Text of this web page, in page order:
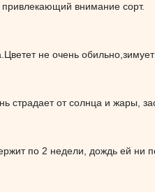
внимание сорт.
не очень
страдает от солнца и жары,
по 2 недели, дождь ей ни